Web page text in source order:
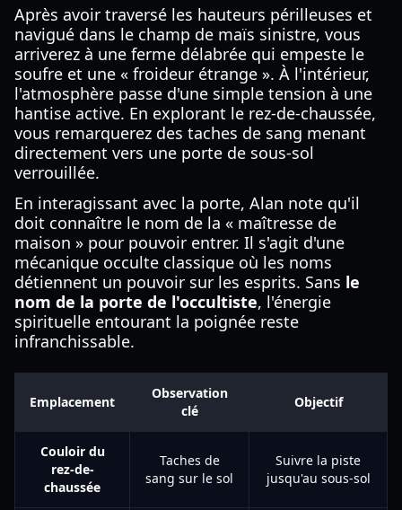
Après avoir traversé les hauteurs périlleuses et
navigué dans le champ de maïs sinistre, vous
arriverez à une ferme délabrée qui empeste le
soufre et une « froideur étrange ». À l'intérieur,
l'atmosphère passe d'une simple tension à une
hantise active. En explorant le rez-de-chaussée,
vous remarquerez des taches de sang menant
directement vers une porte de sous-sol
verrouillée.
En interagissant avec la porte, Alan note qu'il
doit connaître le nom de la « maîtresse de
maison » pour pouvoir entrer. Il s'agit d'une
mécanique occulte classique où les noms
détiennent un pouvoir sur les esprits. Sans le
nom de la porte de l'occultiste, l'énergie
spirituelle entourant la poignée reste
infranchissable.
Emplacement
Observation
clé
Objectif
Couloir du
rez-de-
chaussée
Taches de
sang sur le sol
Suivre la piste
jusqu'au sous-sol